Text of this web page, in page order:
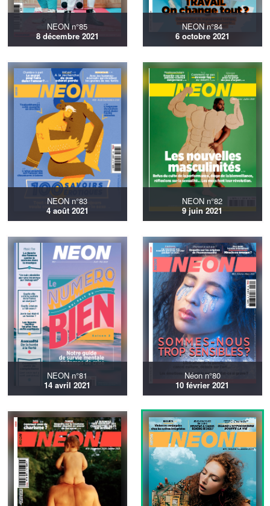
NEON n°85
8 décembre 2021
NEON n°84
6 octobre 2021
NEON n°83
4 août 2021
NEON n°82
9 juin 2021
NEON n°81
14 avril 2021
Néon n°80
10 février 2021